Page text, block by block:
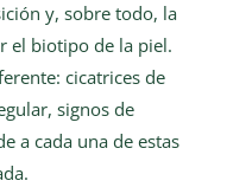
y, sobre todo, la
el biotipo de la piel.
cicatrices de
signos de
a cada una de estas